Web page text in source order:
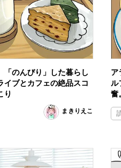
「のんびり」した暮らし
イブとカフェの絶品スコ
り
まきりえこ
ア
ル
奮